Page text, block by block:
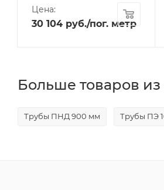
Цена:
30 104 руб./пог. метр
Больше товаров из
Трубы ПНД 900 мм Трубы ПЭ